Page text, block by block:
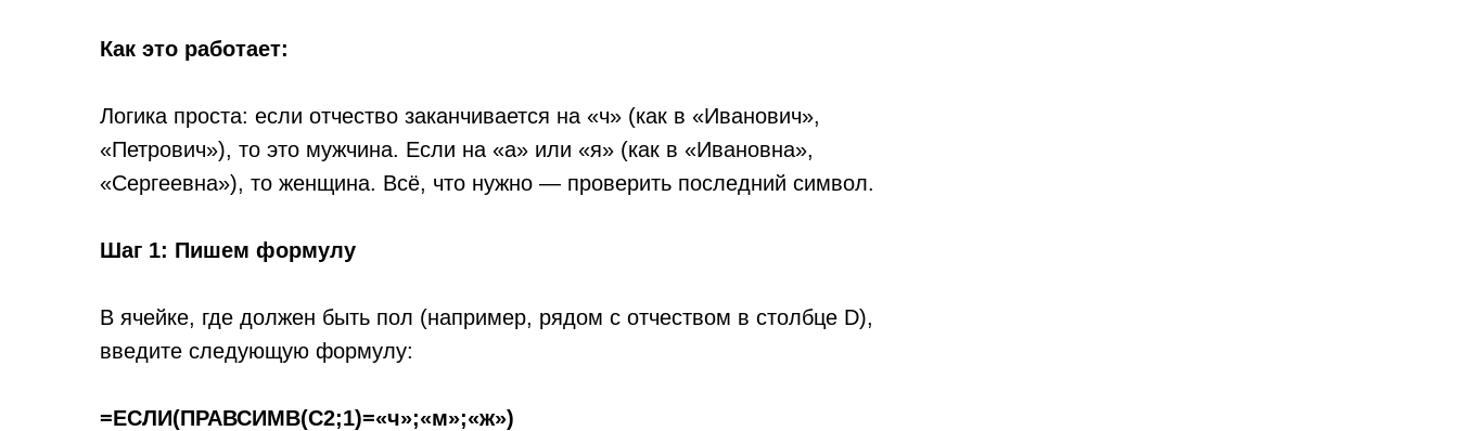
Как это работает:
Логика проста: если отчество заканчивается на «ч» (как в «Иванович»,
«Петрович»), то это мужчина. Если на «а» или «я» (как в «Ивановна»,
«Сергеевна»), то женщина. Всё, что нужно — проверить последний символ.
Шаг 1: Пишем формулу
В ячейке, где должен быть пол (например, рядом с отчеством в столбце D),
введите следующую формулу:
=ЕСЛИ(ПРАВСИМВ(C2;1)=«ч»;«м»;«ж»)